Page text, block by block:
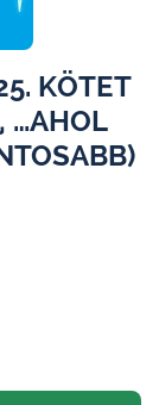
KÖTET
…AHOL